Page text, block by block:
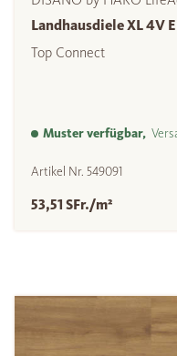
Landhausdiele XL 4V
Top Connect
Muster verfügbar,
Artikel Nr. 549091
53,51 SFr./m²